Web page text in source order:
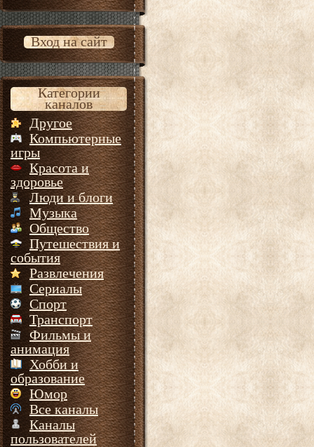
Вход на сайт
Категории
каналов
Другое
Компьютерные
игры
Красота и
здоровье
Люди и блоги
Музыка
Общество
Путешествия и
события
Развлечения
Сериалы
Спорт
Транспорт
Фильмы и
анимация
Хобби и
образование
Юмор
Все каналы
Каналы
пользователей